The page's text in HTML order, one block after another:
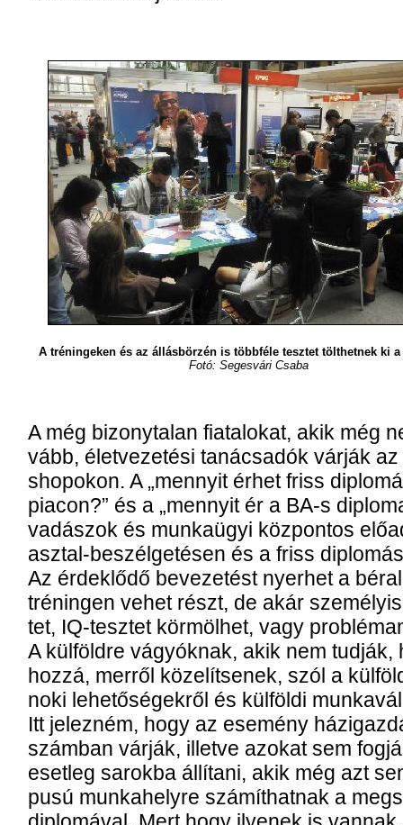
A tréningeken és az állásbörzén is többféle tesztet tölthetnek ki
Fo­tó: Segesvári Csaba
A még bi­zony­ta­lan fi­a­ta­lo­kat, akik még
vább, élet­ve­ze­té­si ta­nács­adók vár­ják
shopokon. A „men­­nyit ér­het friss
pi­a­con?” és a „men­­nyit ér a BA-s
va­dász­ok és mun­ka­ügyi köz­pon­tos
asz­tal-be­szél­ge­té­sen és a friss
Az ér­dek­lő­dő be­ve­ze­tést nyer­het a
tré­nin­gen ve­het részt, de akár
tet, IQ-tesztet kör­möl­het, vagy
A kül­föld­re vá­gyók­nak, akik nem
hoz­zá, mer­ről kö­ze­lít­se­nek, szól a
no­ki le­he­tő­sé­gek­ről és kül­föl­di
Itt je­lez­ném, hogy az ese­mény
szám­ban vár­ják, il­let­ve azo­kat sem
eset­leg sa­rok­ba ál­lí­ta­ni, akik még azt
pu­sú mun­ka­hely­re szá­mít­hat­nak a